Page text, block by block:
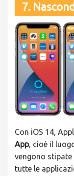
7.
Con iOS 14,
App, cioè il
vengono
tutte le